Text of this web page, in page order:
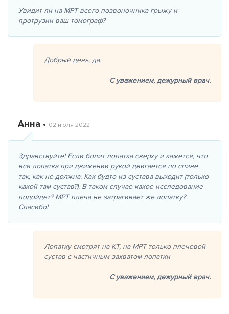
Увидит ли на МРТ всего позвоночника грыжу и
протрузии ваш томограф?
Добрый день, да.
С уважением, дежурный врач.
Анна • 02 июля 2022
Здравствуйте! Если болит лопатка сверху и кажется, что
вся лопатка при движении рукой двигается по спине
так, как не должна. Как будто из сустава выходит (только
какой там сустав?). В таком случае какое исследование
подойдет? МРТ плеча не затрагивает же лопатку?
Спасибо!
Лопатку смотрят на КТ, на МРТ только плечевой
сустав с частичным захватом лопатки
С уважением, дежурный врач.